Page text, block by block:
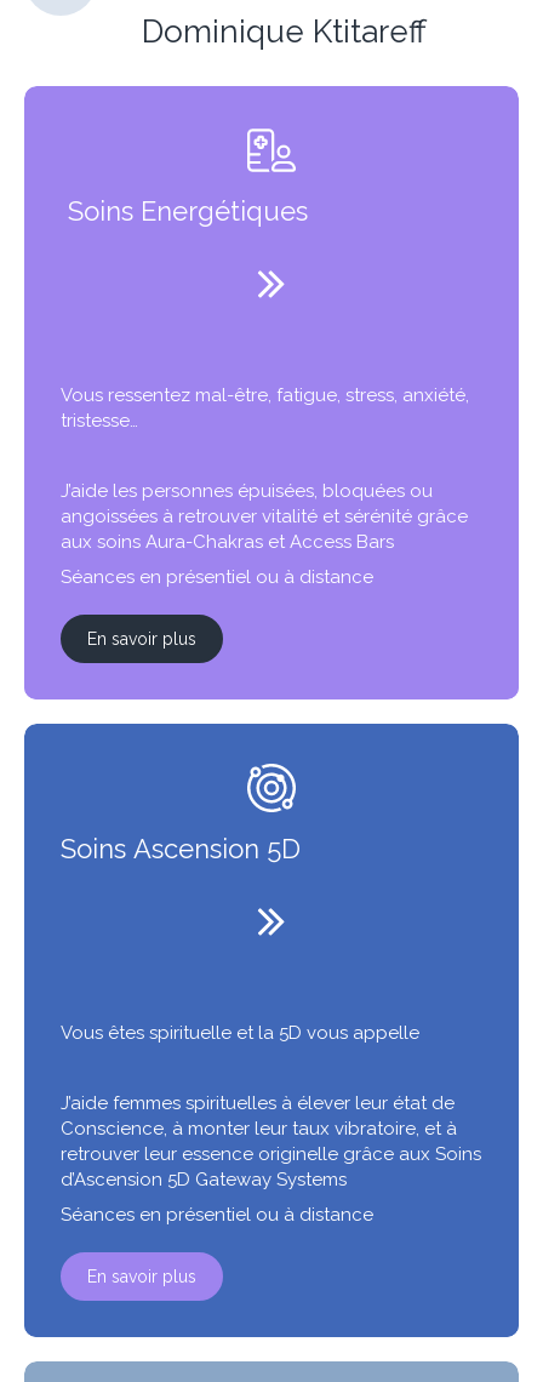
Dominique Ktitareff
Soins Energétiques
Vous ressentez mal-être, fatigue, stress, anxiété,
tristesse…
J’aide les personnes épuisées, bloquées ou
angoissées à retrouver vitalité et sérénité grâce
aux soins Aura-Chakras et Access Bars
Séances en présentiel ou à distance
En savoir plus
Soins Ascension 5D
Vous êtes spirituelle et la 5D vous appelle
J’aide femmes spirituelles à élever leur état de
Conscience, à monter leur taux vibratoire, et à
retrouver leur essence originelle grâce aux Soins
d’Ascension 5D Gateway Systems
Séances en présentiel ou à distance
En savoir plus